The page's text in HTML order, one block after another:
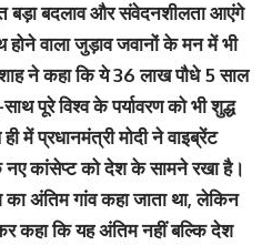
बड़ा बदलाव और संवेदनशीलता आएंगे
वाला जुड़ाव जवानों के मन में भी
शाह ने कहा कि ये 36 लाख पौधे 5 साल
पूरे विश्व के पर्यावरण को भी शुद्ध
में प्रधानमंत्री मोदी ने वाइब्रेंट
कांसेप्ट को देश के सामने रखा है।
अंतिम गांव कहा जाता था, लेकिन
कहा कि यह अंतिम नहीं बल्कि देश